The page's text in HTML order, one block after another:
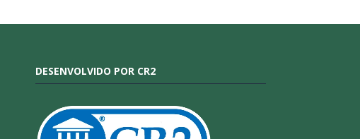
DESENVOLVIDO POR CR2